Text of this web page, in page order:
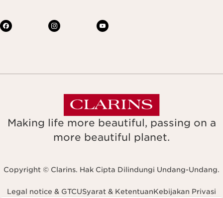
Making life more beautiful, passing on a
more beautiful planet.
Copyright © Clarins. Hak Cipta Dilindungi Undang-Undang.
Legal notice & GTCUSyarat & KetentuanKebijakan Privasi
Navigates to